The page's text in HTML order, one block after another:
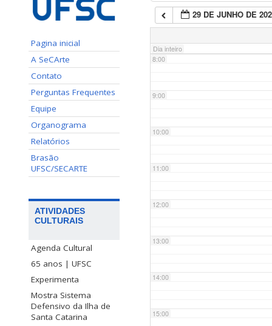
Pagina inicial
A SeCArte
Contato
Perguntas Frequentes
Equipe
Organograma
Relatórios
Brasão
UFSC/SECARTE
ATIVIDADES
CULTURAIS
Agenda Cultural
65 anos | UFSC
Experimenta
Mostra Sistema
Defensivo da Ilha de
Santa Catarina
29 DE JUNHO DE
Dia inteiro
7:00
8:00
9:00
10:00
11:00
12:00
13:00
14:00
15:00